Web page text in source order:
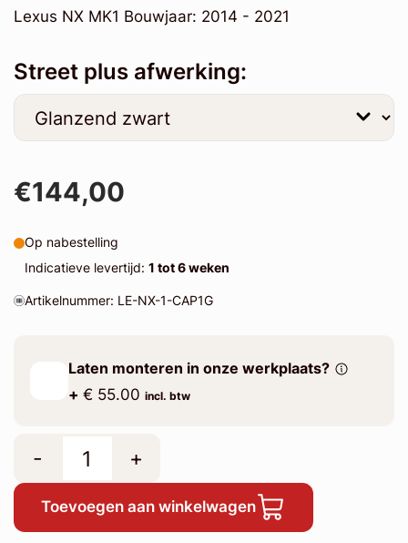
Lexus NX MK1 Bouwjaar: 2014 - 2021
Street plus afwerking:
€144,00
Op nabestelling
Indicatieve levertijd: 1 tot 6 weken
Artikelnummer: LE-NX-1-CAP1G
Laten monteren in onze werkplaats?
+ € 55.00 incl. btw
- +
Toevoegen aan winkelwagen